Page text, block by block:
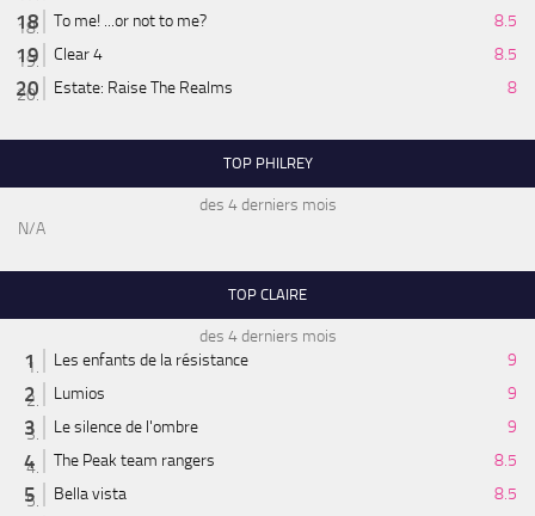
To me! ...or not to me?
8.5
Clear 4
8.5
Estate: Raise The Realms
8
TOP PHILREY
des 4 derniers mois
N/A
TOP CLAIRE
des 4 derniers mois
Les enfants de la résistance
9
Lumios
9
Le silence de l'ombre
9
The Peak team rangers
8.5
Bella vista
8.5